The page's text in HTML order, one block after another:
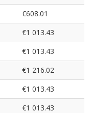
€608.01
€1 013.43
€1 013.43
€1 216.02
€1 013.43
€1 013.43